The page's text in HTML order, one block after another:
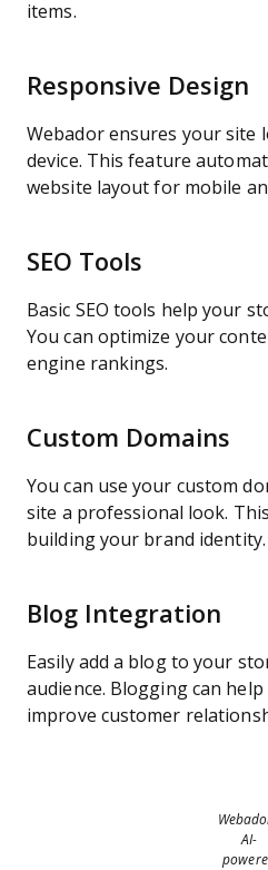
items.
Responsive Design
Webador ensures your site
device. This feature
website layout for mobile
SEO Tools
Basic SEO tools help your
You can optimize your
engine rankings.
Custom Domains
You can use your custom
site a professional look.
building your brand identity.
Blog Integration
Easily add a blog to your
audience. Blogging can
improve customer
AI-